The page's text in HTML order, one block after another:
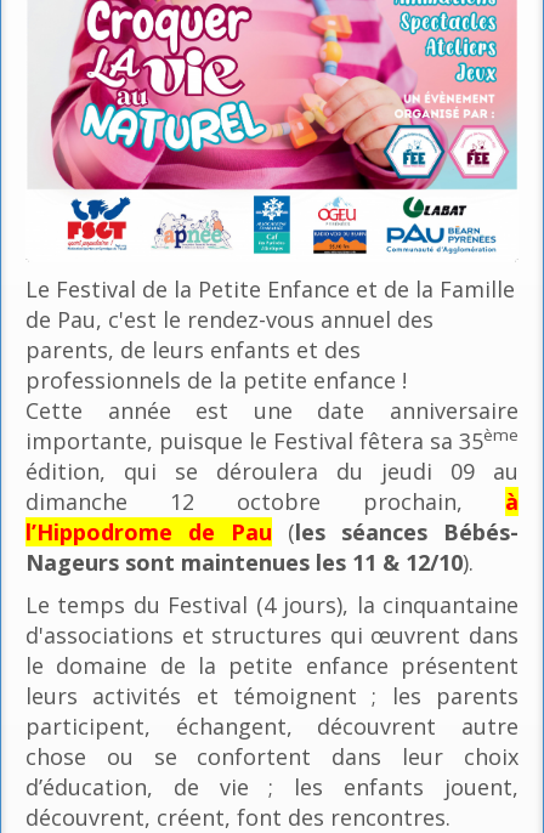
Le Festival de la Petite Enfance et de la Famille
de Pau, c'est le rendez-vous annuel des
parents, de leurs enfants et des
professionnels de la petite enfance !
Cette année est une date anniversaire
importante, puisque le Festival fêtera sa 35ème
édition, qui se déroulera du jeudi 09 au
dimanche 12 octobre prochain, à
l’Hippodrome de Pau (les séances Bébés-
Nageurs sont maintenues les 11 & 12/10).
Le temps du Festival (4 jours), la cinquantaine
d'associations et structures qui œuvrent dans
le domaine de la petite enfance présentent
leurs activités et témoignent ; les parents
participent, échangent, découvrent autre
chose ou se confortent dans leur choix
d’éducation, de vie ; les enfants jouent,
découvrent, créent, font des rencontres.